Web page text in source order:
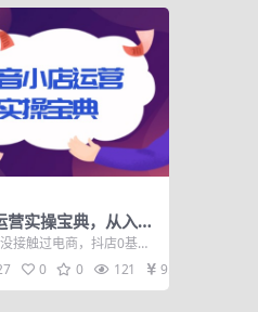
营实操宝典，从入驻
店铺搭建及千川广
接触过电商，抖店0基础
一段时间，想提升放大
0 0 121 9.9